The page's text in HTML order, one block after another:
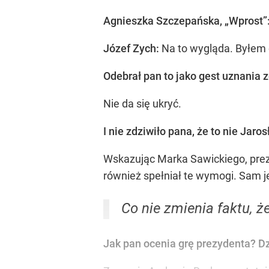
Agnieszka Szczepańska,
Józef Zych: Na to wygląda.
Odebrał pan to jako gest uznania
Nie da się ukryć.
I nie zdziwiło pana, że to nie
Wskazując Marka Sawickiego,
również spełniał te wymogi.
Co nie zmienia faktu,
Jak pan ocenia grę prezydenta?